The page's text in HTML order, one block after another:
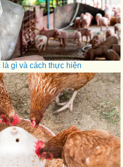
gì và cách thực hiện